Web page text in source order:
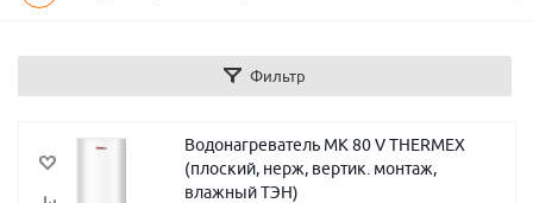
Фильтр
Водонагреватель MK 80 V THERMEX
(плоский, нерж, вертик. монтаж,
влажный ТЭН)